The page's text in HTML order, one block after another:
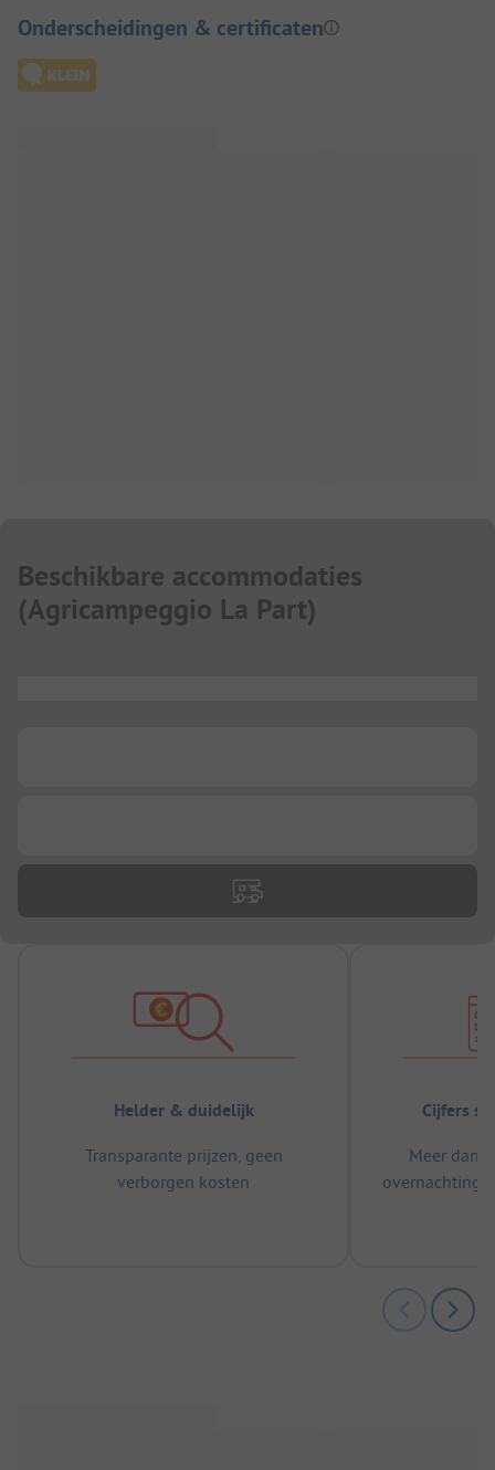
Onderscheidingen & certificaten
Beschikbare accommodaties
(Agricampeggio La Part)
Helder & duidelijk
Transparante prijzen, geen
verborgen kosten
Cijfers
Meer dan